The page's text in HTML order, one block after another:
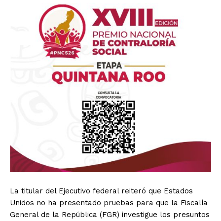
La titular del Ejecutivo federal reiteró que Estados
Unidos no ha presentado pruebas para que la Fiscalía
General de la República (FGR) investigue los presuntos